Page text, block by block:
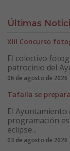
Últimas
XIII Concurso
El colectivo
patrocinio del
06 de agosto de
Tafalla se
El
programación
eclipse...
03 de agosto de